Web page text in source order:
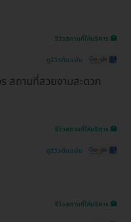
รีวิวสถานที่ให้บริการ 🏥
ดูรีวิวต้นฉบับ
สถานที่สวยงามสะดวก
รีวิวสถานที่ให้บริการ 🏥
ดูรีวิวต้นฉบับ
รีวิวสถานที่ให้บริการ 🏥